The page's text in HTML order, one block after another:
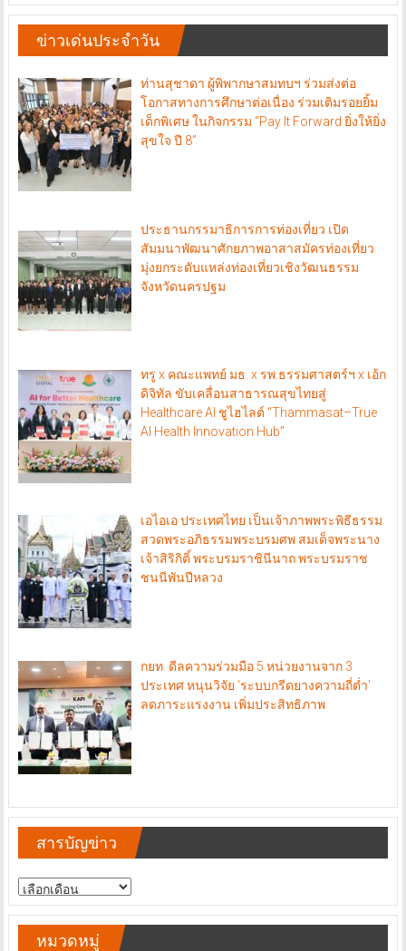
ข่าวเด่นประจำวัน
ท่านสุชาดา ผู้พิพากษาสมทบฯ ร่วมส่งต่อ
โอกาสทางการศึกษาต่อเนื่อง ร่วมเติมรอยยิ้ม
เด็กพิเศษ ในกิจกรรม “Pay It Forward ยิ่งให้ยิ่ง
สุขใจ ปี 8”
ประธานกรรมาธิการการท่องเที่ยว เปิด
สัมมนาพัฒนาศักยภาพอาสาสมัครท่องเที่ยว
มุ่งยกระดับแหล่งท่องเที่ยวเชิงวัฒนธรรม
จังหวัดนครปฐม
ทรู x คณะแพทย์ มธ. x รพ.ธรรมศาสตร์ฯ x เอ้ก
ดิจิทัล ขับเคลื่อนสาธารณสุขไทยสู่
Healthcare AI ชูไฮไลต์ “Thammasat–True
AI Health Innovation Hub”
เอไอเอ ประเทศไทย เป็นเจ้าภาพพระพิธีธรรม
สวดพระอภิธรรมพระบรมศพ สมเด็จพระนาง
เจ้าสิริกิติ์ พระบรมราชินีนาถ พระบรมราช
ชนนีพันปีหลวง
กยท. ดีลความร่วมมือ 5 หน่วยงานจาก 3
ประเทศ หนุนวิจัย ‘ระบบกรีดยางความถี่ต่ำ’
ลดภาระแรงงาน เพิ่มประสิทธิภาพ
สารบัญข่าว
สารบัญ
ข่าว
หมวดหมู่